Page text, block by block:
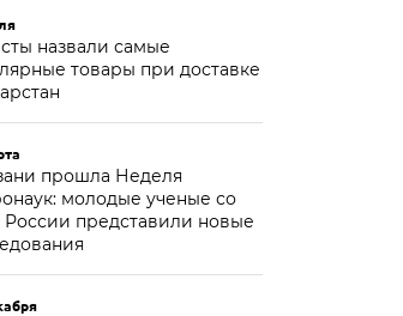
назвали самые
товары при доставке
прошла Неделя
молодые ученые со
России представили новые